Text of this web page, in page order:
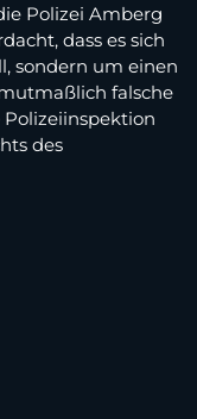
Polizei Amberg
dass es sich
sondern um einen
falsche
des